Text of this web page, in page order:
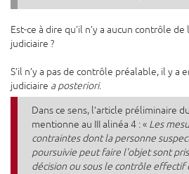
Est-ce à dire qu’il n’y a aucun contrôle
judiciaire ?
S’il n’y a pas de contrôle préalable, il y a
judiciaire a posteriori.
Dans ce sens, l’article préliminaire
mentionne au III alinéa 4 : « Les
contraintes dont la personne
poursuivie peut faire l'objet sont
décision ou sous le contrôle effectif